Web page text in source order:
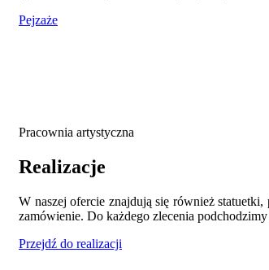
Pejzaże
Pracownia artystyczna
Realizacje
W naszej ofercie znajdują się również
zamówienie. Do każdego zlecenia
Przejdź do realizacji